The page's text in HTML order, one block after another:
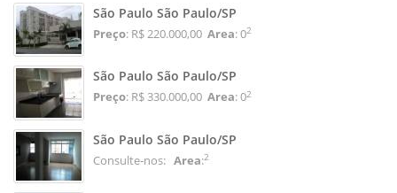
São Paulo São Paulo/SP
Preço: R$ 220.000,00 Area: 02
São Paulo São Paulo/SP
Preço: R$ 330.000,00 Area: 02
São Paulo São Paulo/SP
Consulte-nos: Area:2